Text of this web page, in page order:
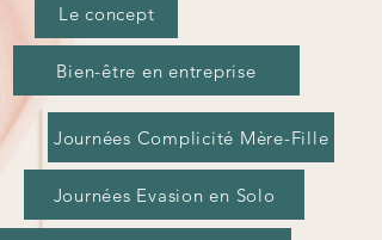
Le concept
Bien-être en entreprise
Journées Complicité Mère-Fille
Journées Evasion en Solo